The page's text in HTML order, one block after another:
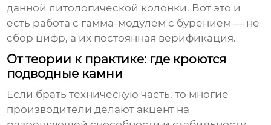
данной литологической колонки. Вот это и
есть работа с гамма-модулем с бурением — не
сбор цифр, а их постоянная верификация.
От теории к практике: где кроются
подводные камни
Если брать техническую часть, то многие
производители делают акцент на